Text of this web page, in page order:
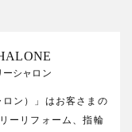
ーシャロン
ン）」はお客さまの
ーリフォーム、指輪